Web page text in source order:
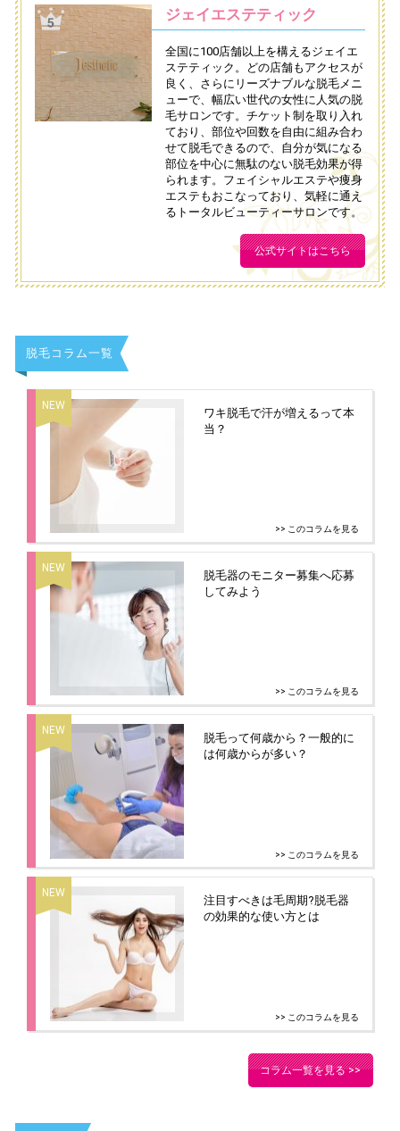
ジェイエステティック
全国に100店舗以上を構えるジェイエ
ステティック。どの店舗もアクセスが
良く、さらにリーズナブルな脱毛メニ
ューで、幅広い世代の女性に人気の脱
毛サロンです。チケット制を取り入れ
ており、部位や回数を自由に組み合わ
せて脱毛できるので、自分が気になる
部位を中心に無駄のない脱毛効果が得
られます。フェイシャルエステや痩身
エステもおこなっており、気軽に通え
るトータルビューティーサロンです。
公式サイトはこちら
脱毛コラム一覧
ワキ脱毛で汗が増えるって本
当？
>> このコラムを見る
脱毛器のモニター募集へ応募
してみよう
>> このコラムを見る
脱毛って何歳から？一般的に
は何歳からが多い？
>> このコラムを見る
注目すべきは毛周期?脱毛器
の効果的な使い方とは
>> このコラムを見る
コラム一覧を見る >>